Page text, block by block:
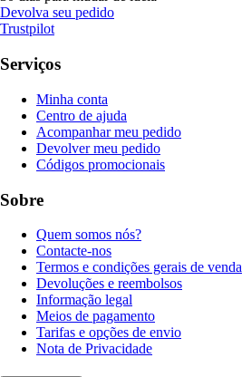
Devolva seu pedido
Trustpilot
Serviços
Minha conta
Centro de ajuda
Acompanhar meu pedido
Devolver meu pedido
Códigos promocionais
Sobre
Quem somos nós?
Contacte-nos
Termos e condições gerais de venda
Devoluções e reembolsos
Informação legal
Meios de pagamento
Tarifas e opções de envio
Nota de Privacidade